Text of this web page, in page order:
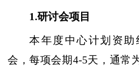
1.研讨会项目
本年度中心计划资助
会，每项会期4-5天，通常